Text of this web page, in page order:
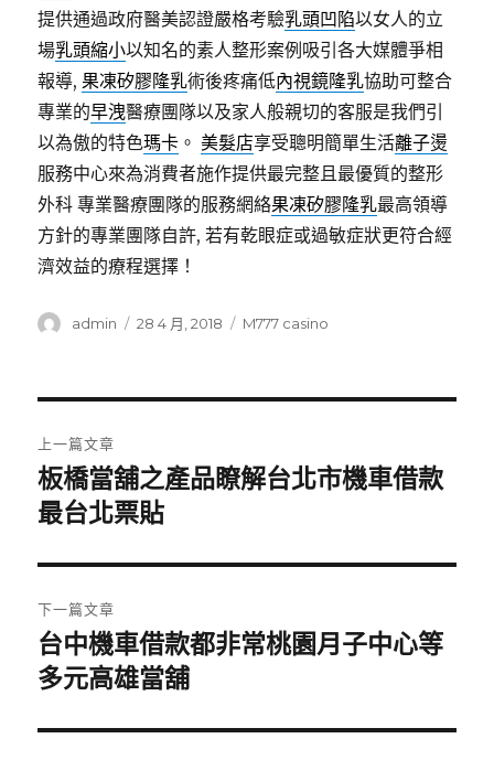
提供通過政府醫美認證嚴格考驗乳頭凹陷以女人的立
場乳頭縮小以知名的素人整形案例吸引各大媒體爭相
報導, 果凍矽膠隆乳術後疼痛低內視鏡隆乳協助可整合
專業的早洩醫療團隊以及家人般親切的客服是我們引
以為傲的特色瑪卡 。美髮店享受聰明簡單生活離子燙
服務中心來為消費者施作提供最完整且最優質的整形
外科 專業醫療團隊的服務網絡果凍矽膠隆乳最高領導
方針的專業團隊自許, 若有乾眼症或過敏症狀更符合經
濟效益的療程選擇！
作
admin
發
28 4 月, 2018
分
M777 casino
章
導
覽
上一篇文章
上
一
文
章:
板橋當舖之產品瞭解台北市機車借款
最台北票貼
下一篇文章
下
一
文
台中機車借款都非常桃園月子中心等
多元高雄當舖